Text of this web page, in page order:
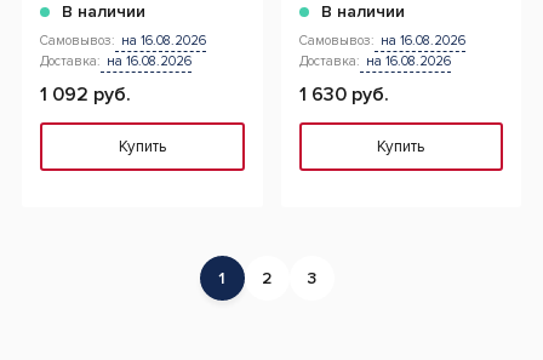
В наличии
Самовывоз: на 16.08.2026
Доставка: на 16.08.2026
1 092 руб.
Купить
В наличии
Самовывоз: на 16.08.2026
Доставка: на 16.08.2026
1 630 руб.
Купить
1 2 3